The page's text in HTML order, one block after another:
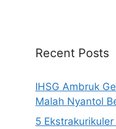
Recent Posts
IHSG Ambruk
Malah Nyantol
5